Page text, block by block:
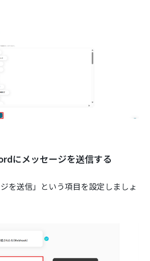
にメッセージを送信する
を送信」という項目を設定しましょ